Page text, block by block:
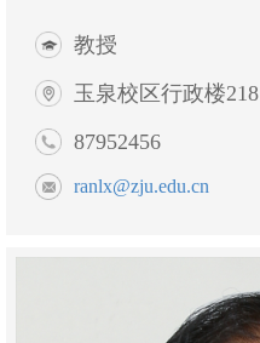
教授
玉泉校区行政楼218
87952456
ranlx@zju.edu.cn